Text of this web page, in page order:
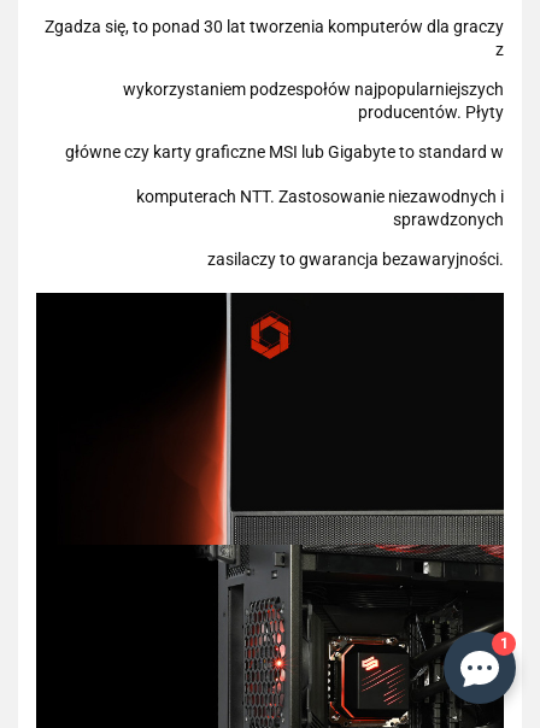
Zgadza się, to ponad 30 lat tworzenia komputerów dla graczy
z
wykorzystaniem podzespołów najpopularniejszych
producentów. Płyty
główne czy karty graficzne MSI lub Gigabyte to standard w
komputerach NTT. Zastosowanie niezawodnych i
sprawdzonych
zasilaczy to gwarancja bezawaryjności.
1